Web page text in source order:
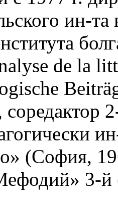
ин-
de la
(София,
3-й